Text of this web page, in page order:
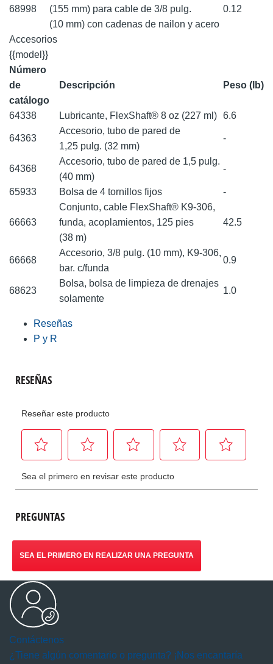
68998
(155 mm) para cable de 3/8 pulg.
(10 mm) con cadenas de nailon y acero
0.12
Accesorios
{{model}}
Número
de
catálogo
Descripción Peso (lb)
64338 Lubricante, FlexShaft® 8 oz (227 ml) 6.6
64363
Accesorio, tubo de pared de
1,25 pulg. (32 mm)
-
64368
Accesorio, tubo de pared de 1,5 pulg.
(40 mm)
-
65933 Bolsa de 4 tornillos fijos -
66663
Conjunto, cable FlexShaft® K9-306,
funda, acoplamientos, 125 pies
(38 m)
42.5
66668
Accesorio, 3/8 pulg. (10 mm), K9-306,
bar. c/funda
0.9
68623
Bolsa, bolsa de limpieza de drenajes
solamente
1.0
Reseñas
P y R
PREGUNTAS
SEA EL PRIMERO EN REALIZAR UNA PREGUNTA
Contáctenos
¿Tiene algún comentario o pregunta? ¡Nos encantaría